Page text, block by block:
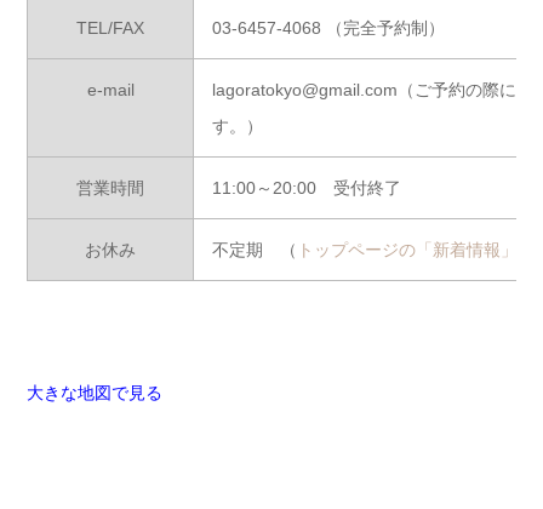
TEL/FAX 03-6457-4068 （完全予約制）
e-mail
lagoratokyo@gmail.com（ご予約の際には
す。）
営業時間 11:00～20:00 受付終了
お休み 不定期 （ トップページの「新着情報」で
大きな地図で見る